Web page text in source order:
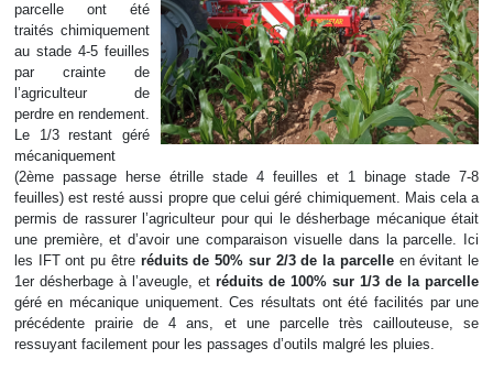
parcelle ont été
traités chimiquement
au stade 4-5 feuilles
par crainte de
l’agriculteur de
perdre en rendement.
Le 1/3 restant géré
mécaniquement
(2ème passage herse étrille stade 4 feuilles et 1 binage stade 7-8
feuilles) est resté aussi propre que celui géré chimiquement. Mais cela a
permis de rassurer l’agriculteur pour qui le désherbage mécanique était
une première, et d’avoir une comparaison visuelle dans la parcelle. Ici
les IFT ont pu être réduits de 50% sur 2/3 de la parcelleen évitant le
1er désherbage à l’aveugle, et réduits de 100% sur 1/3 de la parcelle
géré en mécanique uniquement. Ces résultats ont été facilités par une
précédente prairie de 4 ans, et une parcelle très caillouteuse, se
ressuyant facilement pour les passages d’outils malgré les pluies.